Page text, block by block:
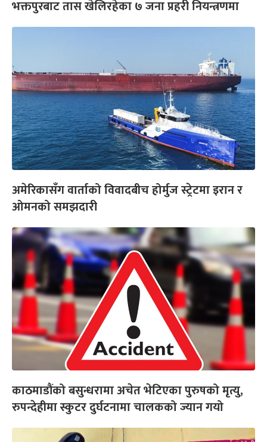
भक्तपुरबाट तास खेलिरहेका ७ जना प्रहरी नियन्त्रणमा
अमेरिकासँग वार्ताको विवादबीच होर्मुज स्ट्रेटमा इरान र
ओमनको समझदारी
काठमाडौंको बसुन्धरामा अचेत भेटिएका पुरुषको मृत्यु,
रुपन्देहीमा स्कुटर दुर्घटनामा चालकको ज्यान गयो